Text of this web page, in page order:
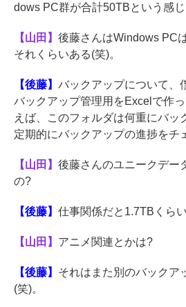
dows PC群が合計50TBという感じ
【山田】 後藤さんはWindows PC
それくらいある(笑)。
【後藤】 バックアップについて、
バックアップ管理用をExcelで作
えば、このフォルダは何重にバッ
定期的にバックアップの進捗をチ
【山田】 後藤さんのユニークデー
の?
【後藤】 仕事関係だと1.7TBくらい
【山田】 アニメ関連とかは?
【後藤】 それはまた別のバックア
(笑)。